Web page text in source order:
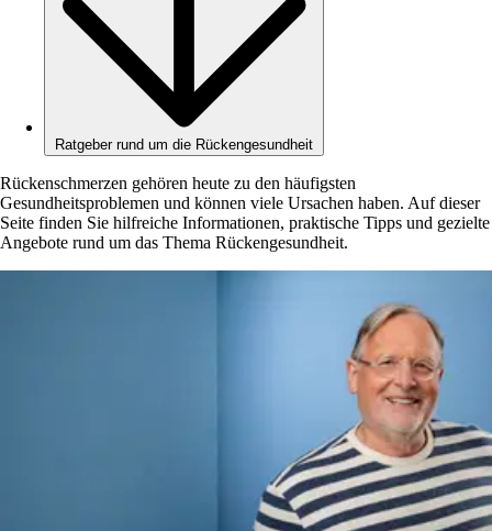
Ratgeber rund um die Rückengesundheit
Rückenschmerzen gehören heute zu den häufigsten
Gesundheitsproblemen und können viele Ursachen haben. Auf dieser
Seite finden Sie hilfreiche Informationen, praktische Tipps und gezielte
Angebote rund um das Thema Rückengesundheit.